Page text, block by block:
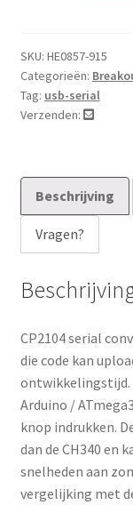
SKU: HE0857-915
Categorieën:
Tag: usb-serial
Verzenden:
Beschrijving
Vragen?
CP2104 serial
die code kan
ontwikkelingstijd.
Arduino /
knop indrukken.
dan de CH340 en
snelheden aan
vergelijking met